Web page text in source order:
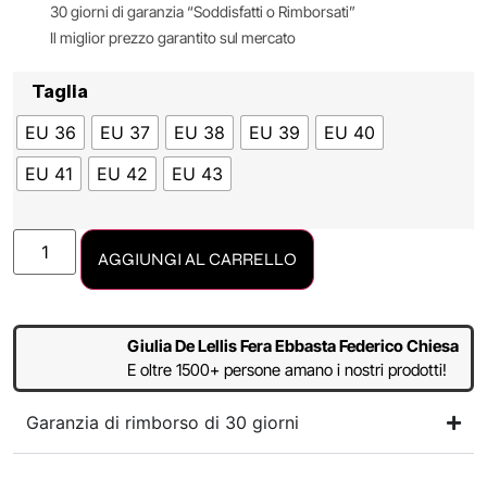
30 giorni di garanzia “Soddisfatti o Rimborsati”
Il miglior prezzo garantito sul mercato
Taglia
EU 36
EU 37 EU 38 EU 39
EU 40
EU 41
EU 42 EU 43
AGGIUNGI AL CARRELLO
Giulia De Lellis Fera Ebbasta Federico Chiesa
E oltre 1500+ persone amano i nostri prodotti!
Garanzia di rimborso di 30 giorni